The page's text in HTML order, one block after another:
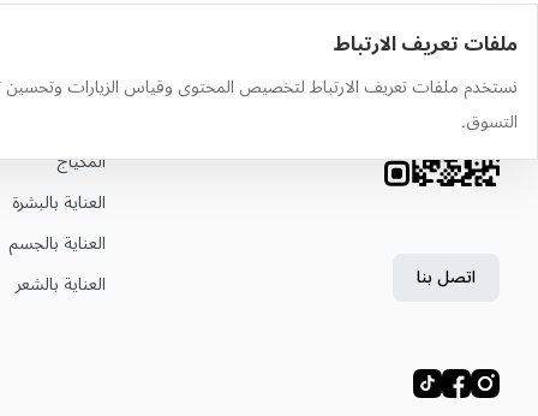
ملفات تعريف الارتباط
نستخدم ملفات تعريف الارتباط لتخصيص المحتوى وقياس الزيارات وتحسين
التسوق.
حمّل التطبيق
اتصل بنا
أهم الفئات
المكياج
العناية بالبشرة
العناية بالجسم
العناية بالشعر